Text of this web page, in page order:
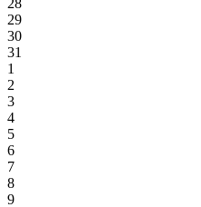
28
29
30
31
1
2
3
4
5
6
7
8
9